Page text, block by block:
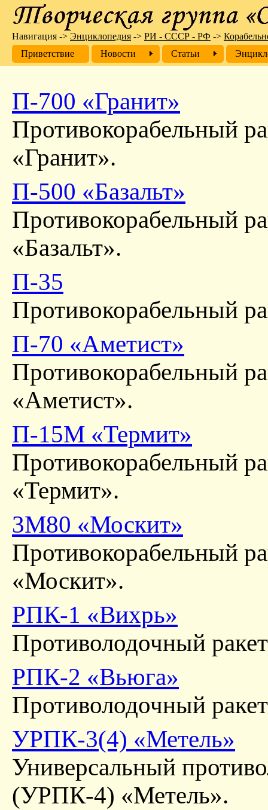
П-700 «Гранит»
Противокорабельный
«Гранит».
П-500 «Базальт»
Противокорабельный
«Базальт».
П-35
Противокорабельный
П-70 «Аметист»
Противокорабельный
«Аметист».
П-15М «Термит»
Противокорабельный
«Термит».
3М80 «Москит»
Противокорабельный
«Москит».
РПК-1 «Вихрь»
Противолодочный
РПК-2 «Вьюга»
Противолодочный
УРПК-3(4) «Метель»
Универсальный
(УРПК-4) «Метель».
Навигация -> Энциклопедия -> РИ - СССР - РФ ->
Приветствие
Новости Cтатьи